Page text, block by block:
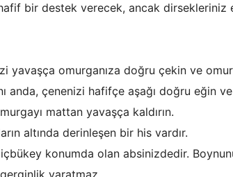
hafif bir destek verecek, ancak
yavaşça omurganıza doğru çekin ve
anda, çenenizi hafifçe aşağı doğru eğin
mattan yavaşça kaldırın.
altında derinleşen bir his vardır.
konumda olan absinizdedir.